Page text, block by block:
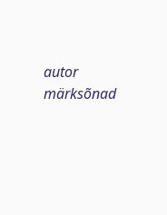
autor
märksõnad